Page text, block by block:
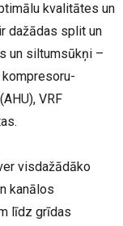
kvalitātes un
dažādas split un
un siltumsūkņi –
VRF
visdažādāko
kanālos
līdz grīdas